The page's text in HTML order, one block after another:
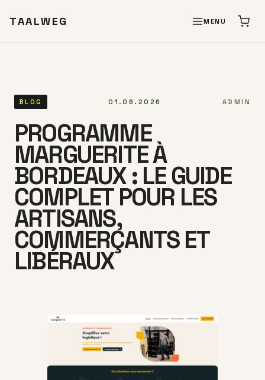
TAALWEG MENU
BLOG 01.06.2026 ADMIN
PROGRAMME
MARGUERITE À
BORDEAUX : LE GUIDE
COMPLET POUR LES
ARTISANS,
COMMERÇANTS ET
LIBÉRAUX